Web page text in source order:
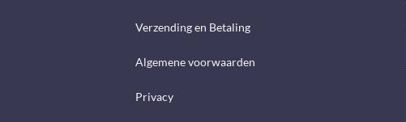
Verzending en Betaling
Algemene voorwaarden
Privacy